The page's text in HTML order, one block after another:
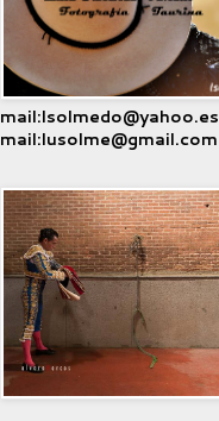
mail:lsolmedo@yahoo.es
mail:lusolme@gmail.com